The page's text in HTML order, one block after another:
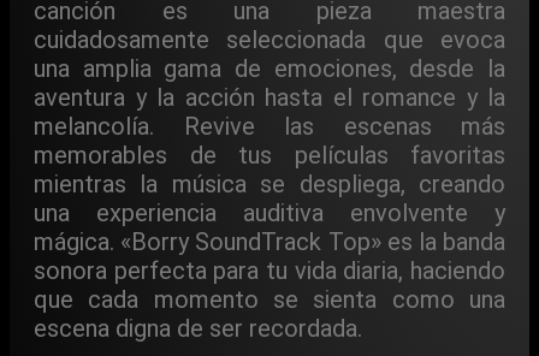
canción es una pieza maestra
cuidadosamente seleccionada que evoca
una amplia gama de emociones, desde la
aventura y la acción hasta el romance y la
melancolía. Revive las escenas más
memorables de tus películas favoritas
mientras la música se despliega, creando
una experiencia auditiva envolvente y
mágica. «Borry SoundTrack Top» es la banda
sonora perfecta para tu vida diaria, haciendo
que cada momento se sienta como una
escena digna de ser recordada.